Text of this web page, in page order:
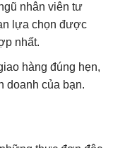
nhân viên tư
lựa chọn được
nhất.
hàng đúng hẹn,
doanh của bạn.